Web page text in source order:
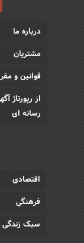
درباره ما
مشتریان
قوانین و
از رپورتاژ
رسانه ای
اقتصادی
فرهنگی
سبک زندگی